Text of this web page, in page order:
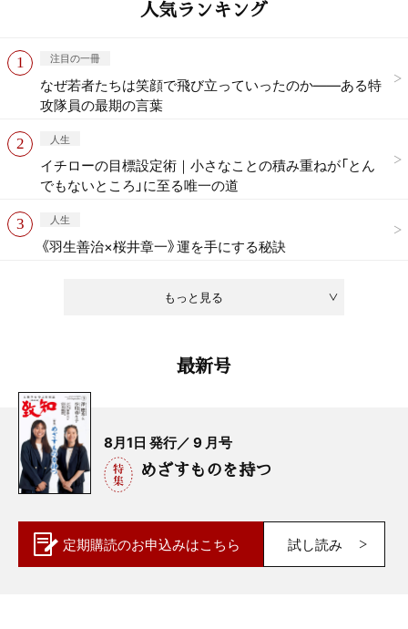
人気ランキング
もっと見る
注目の一冊
なぜ若者たちは笑顔で飛び立っていったのか——ある特
攻隊員の最期の言葉
人生
イチローの目標設定術｜小さなことの積み重ねが「とん
でもないところ」に至る唯一の道
人生
《羽生善治×桜井章一》運を手にする秘訣
最新号
8月1日 発行／ 9 月号
めざすものを持つ
定期購読のお申込みはこちら 試し読み